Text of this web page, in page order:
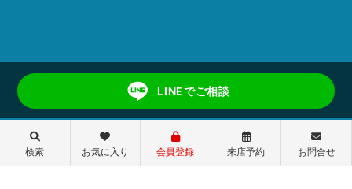
LINEでご相談
検索 お気に入り 会員登録 来店予約 お問合せ